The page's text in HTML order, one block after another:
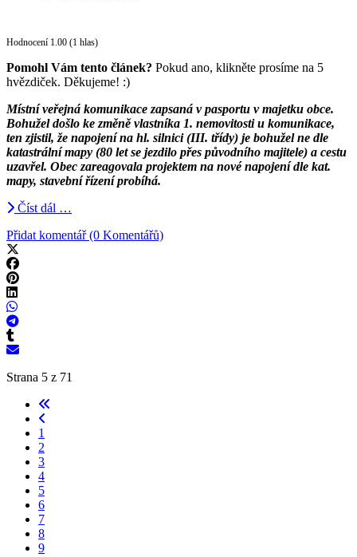
Hodnocení 1.00 (1 hlas)
Pomohl Vám tento článek? Pokud ano, klikněte prosíme na 5
hvězdiček. Děkujeme! :)
Místní veřejná komunikace zapsaná v pasportu v majetku obce.
Bohužel došlo ke změně vlastníka 1. nemovitosti u komunikace,
ten zjistil, že napojení na hl. silnici (III. třídy) je bohužel ne dle
katastrální mapy (80 let se jezdilo přes původního majitele) a cestu
uzavřel. Obec zareagovala projektem na nové napojení dle kat.
mapy, stavební řízení probíhá.
Číst dál …
Přidat komentář (0 Komentářů)
Strana 5 z 71
1
2
3
4
5
6
7
8
9